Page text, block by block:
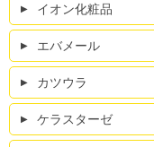
イオン化粧品
エバメール
カツウラ
ケラスターゼ